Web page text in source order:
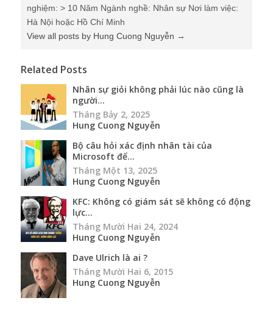
nghiệm: > 10 Năm Ngành nghề: Nhân sự Nơi làm việc:
Hà Nội hoặc Hồ Chí Minh
View all posts by Hung Cuong Nguyễn →
Related Posts
Nhân sự giỏi không phải lúc nào cũng là
người...
Tháng Bảy 2, 2025
Hung Cuong Nguyễn
Bộ câu hỏi xác định nhân tài của
Microsoft để...
Tháng Một 13, 2025
Hung Cuong Nguyễn
KFC: Không có giám sát sẽ không có động
lực...
Tháng Mười Hai 24, 2024
Hung Cuong Nguyễn
Dave Ulrich là ai ?
Tháng Mười Hai 6, 2015
Hung Cuong Nguyễn